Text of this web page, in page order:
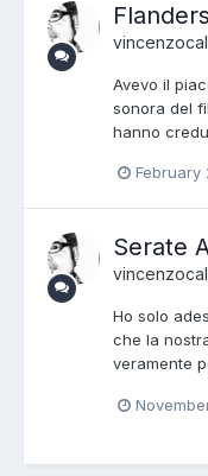
Avevo il
sonora del
hanno
February
Serate
Ho solo
che la
veramente